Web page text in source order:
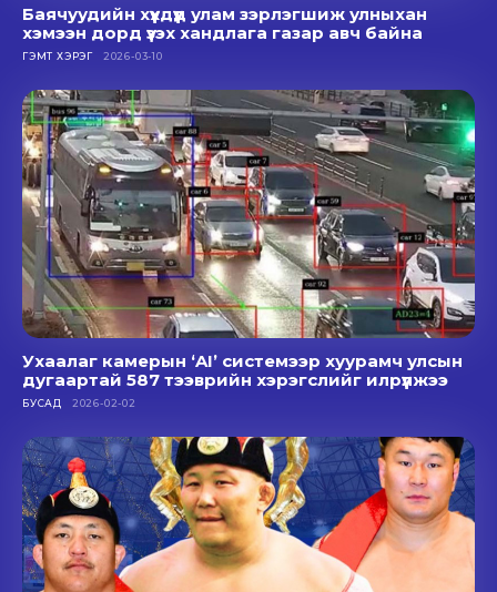
Баячуудийн хүүхдүүд улам зэрлэгшиж улныхан
хэмээн дорд үзэх хандлага газар авч байна
ГЭМТ ХЭРЭГ 2026-03-10
Ухаалаг камерын ‘AI’ системээр хуурамч улсын
дугаартай 587 тээврийн хэрэгслийг илрүүлжээ
БУСАД 2026-02-02